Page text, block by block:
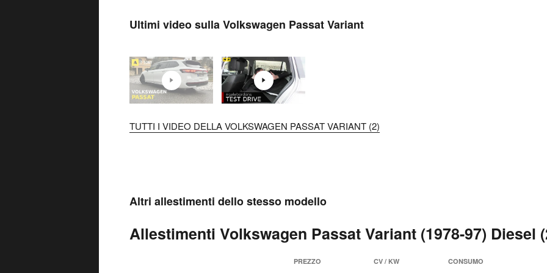
Ultimi video sulla Volkswagen Passat Variant
TUTTI I VIDEO DELLA VOLKSWAGEN PASSAT VARIANT (2)
Altri allestimenti dello stesso modello
Allestimenti Volkswagen Passat Variant (1978-97) Diesel
PREZZO CV / KW CONSUMO